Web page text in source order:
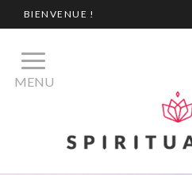
BIENVENUE !
MENU